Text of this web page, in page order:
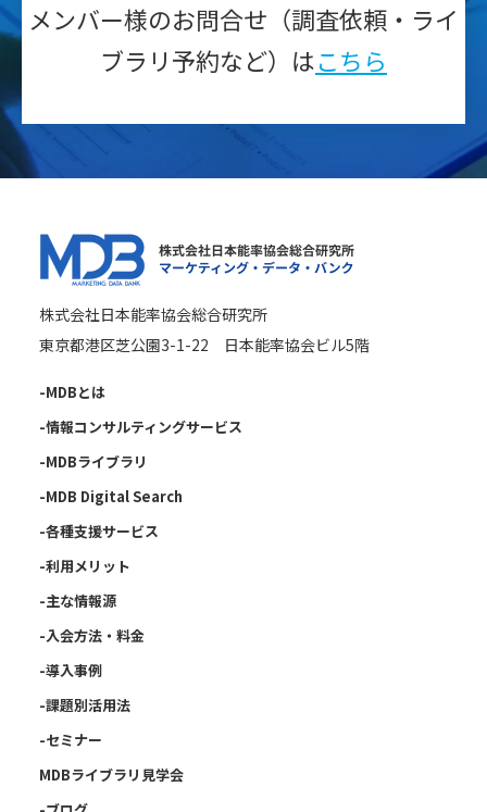
メンバー様のお問合せ（調査依頼・ライ
ブラリ予約など）はこちら
株式会社日本能率協会総合研究所
東京都港区芝公園3-1-22 日本能率協会ビル5階
-MDBとは
-情報コンサルティングサービス
-MDBライブラリ
-MDB Digital Search
-各種支援サービス
-利用メリット
-主な情報源
-入会方法・料金
-導入事例
-課題別活用法
-セミナー
MDBライブラリ見学会